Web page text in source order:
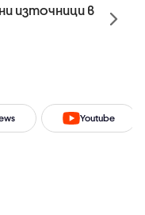
източници в
Youtube